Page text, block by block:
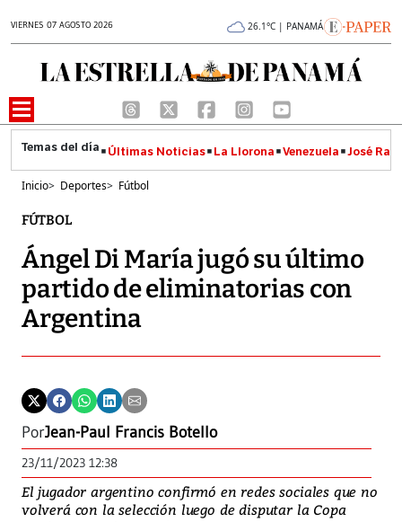
VIERNES 07 AGOSTO 2026 26.1°C | PANAMÁ
Últimas Noticias La Llorona Venezuela José
Inicio> Deportes> Fútbol
FÚTBOL
Ángel Di María jugó su último
partido de eliminatorias con
Argentina
PorJean-Paul Francis Botello
23/11/2023 12:38
El jugador argentino confirmó en redes sociales que no
volverá con la selección luego de disputar la Copa